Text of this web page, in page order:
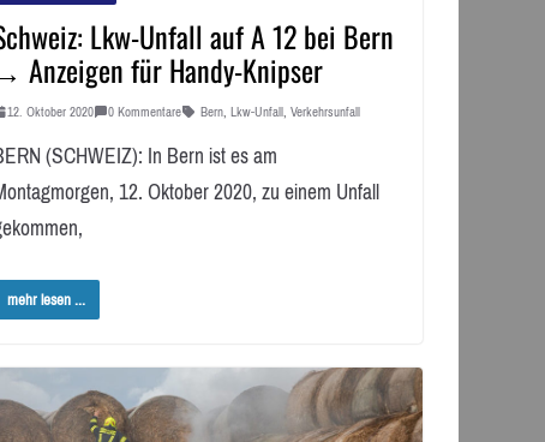
Lkw-Unfall auf A 12 bei Bern
Anzeigen für Handy-Knipser
12. Oktober 2020 0 Kommentare Bern, Lkw-Unfall, Verkehrsunfall
(SCHWEIZ): In Bern ist es am
12. Oktober 2020, zu einem Unfall
mehr lesen ...